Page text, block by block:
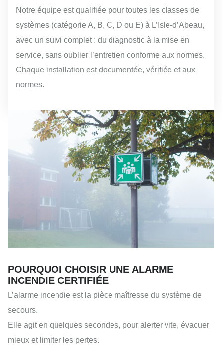
Notre équipe est qualifiée pour toutes les classes de
systèmes (catégorie A, B, C, D ou E) à L’Isle-d’Abeau,
avec un suivi complet : du diagnostic à la mise en
service, sans oublier l’entretien conforme aux normes.
Chaque installation est documentée, vérifiée et aux
normes.
POURQUOI CHOISIR UNE ALARME
INCENDIE CERTIFIÉE
L’alarme incendie est la pièce maîtresse du système de
secours.
Elle agit en quelques secondes, pour alerter vite, évacuer
mieux et limiter les pertes.